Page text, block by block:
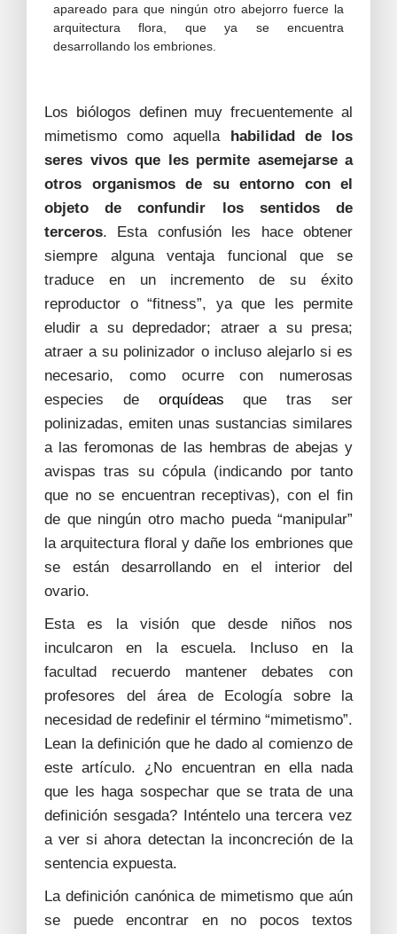
apareado para que ningún otro abejorro fuerce la
arquitectura flora, que ya se encuentra
desarrollando los embriones.
Los biólogos definen muy frecuentemente al
mimetismo como aquella habilidad de los
seres vivos que les permite asemejarse a
otros organismos de su entorno con el
objeto de confundir los sentidos de
terceros. Esta confusión les hace obtener
siempre alguna ventaja funcional que se
traduce en un incremento de su éxito
reproductor o “fitness”, ya que les permite
eludir a su depredador; atraer a su presa;
atraer a su polinizador o incluso alejarlo si es
necesario, como ocurre con numerosas
especies de orquídeas que tras ser
polinizadas, emiten unas sustancias similares
a las feromonas de las hembras de abejas y
avispas tras su cópula (indicando por tanto
que no se encuentran receptivas), con el fin
de que ningún otro macho pueda “manipular”
la arquitectura floral y dañe los embriones que
se están desarrollando en el interior del
ovario.
Esta es la visión que desde niños nos
inculcaron en la escuela. Incluso en la
facultad recuerdo mantener debates con
profesores del área de Ecología sobre la
necesidad de redefinir el término “mimetismo”.
Lean la definición que he dado al comienzo de
este artículo. ¿No encuentran en ella nada
que les haga sospechar que se trata de una
definición sesgada? Inténtelo una tercera vez
a ver si ahora detectan la inconcreción de la
sentencia expuesta.
La definición canónica de mimetismo que aún
se puede encontrar en no pocos textos